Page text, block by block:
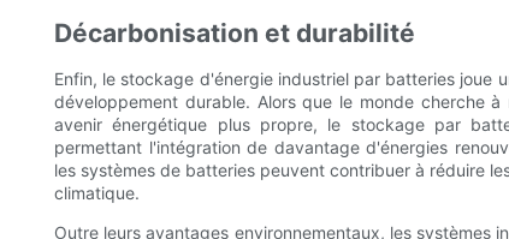
Décarbonisation et durabilité
Enfin, le stockage d'énergie industriel par batteries joue
développement durable. Alors que le monde cherche
avenir énergétique plus propre, le stockage par
permettant l'intégration de davantage d'énergies
les systèmes de batteries peuvent contribuer à réduire
climatique.
Outre leurs avantages environnementaux, les